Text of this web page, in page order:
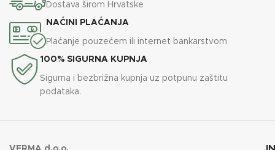
Dostava širom Hrvatske
NAĆINI PLAĆANJA
Plaćanje pouzećem ili internet bankarstvom
100% SIGURNA KUPNJA
Sigurna i bezbrižna kupnja uz potpunu zaštitu
podataka.